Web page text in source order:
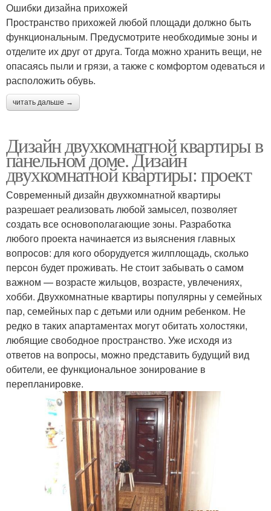
Ошибки дизайна прихожей
Пространство прихожей любой площади должно быть
функциональным. Предусмотрите необходимые зоны и
отделите их друг от друга. Тогда можно хранить вещи, не
опасаясь пыли и грязи, а также с комфортом одеваться и
расположить обувь.
читать дальше →
Дизайн двухкомнатной квартиры в
панельном доме. Дизайн
двухкомнатной квартиры: проект
Современный дизайн двухкомнатной квартиры
разрешает реализовать любой замысел, позволяет
создать все основополагающие зоны. Разработка
любого проекта начинается из выяснения главных
вопросов: для кого оборудуется жилплощадь, сколько
персон будет проживать. Не стоит забывать о самом
важном — возрасте жильцов, возрасте, увлечениях,
хобби. Двухкомнатные квартиры популярны у семейных
пар, семейных пар с детьми или одним ребенком. Не
редко в таких апартаментах могут обитать холостяки,
любящие свободное пространство. Уже исходя из
ответов на вопросы, можно представить будущий вид
обители, ее функциональное зонирование в
перепланировке.